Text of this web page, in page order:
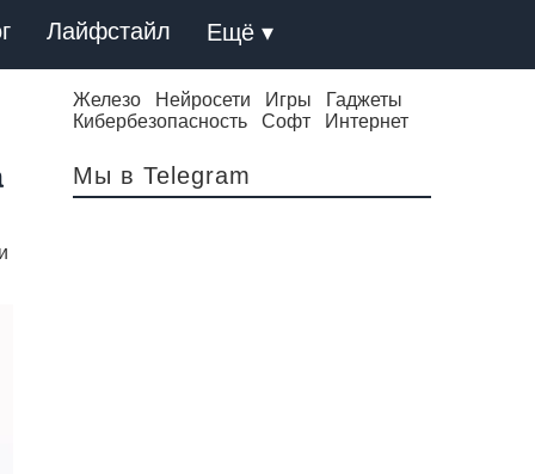
Лайфстайл Ещё ▾
Железо Нейросети Игры
Гаджеты
Кибербезопасность
Софт Интернет
Мы в Telegram